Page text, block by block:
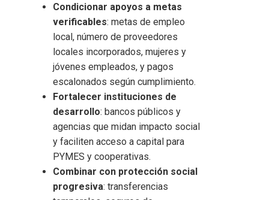
Condicionar apoyos a metas
verificables: metas de empleo
local, número de proveedores
locales incorporados, mujeres y
jóvenes empleados, y pagos
escalonados según cumplimiento.
Fortalecer instituciones de
desarrollo: bancos públicos y
agencias que midan impacto social
y faciliten acceso a capital para
PYMES y cooperativas.
Combinar con protección social
progresiva: transferencias